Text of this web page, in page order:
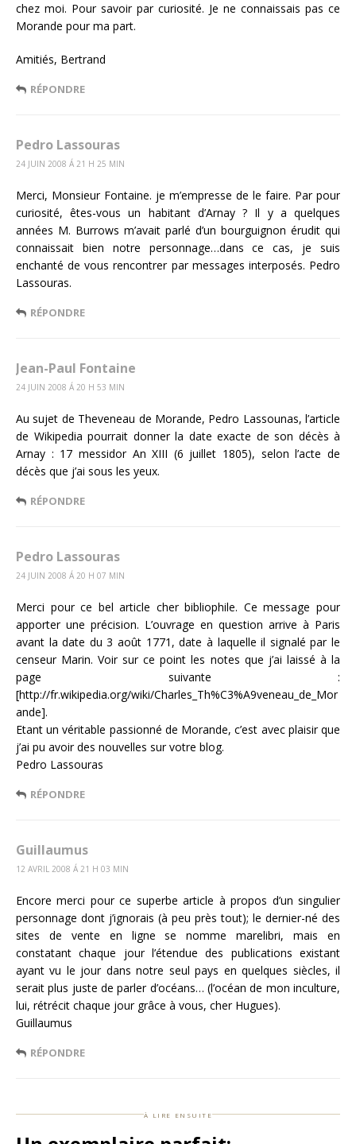
chez moi. Pour savoir par curiosité. Je ne connaissais pas ce
Morande pour ma part.
Amitiés, Bertrand
RÉPONDRE
Pedro Lassouras
24 JUIN 2008 Á 21 H 25 MIN
Merci, Monsieur Fontaine. je m’empresse de le faire. Par pour
curiosité, êtes-vous un habitant d’Arnay ? Il y a quelques
années M. Burrows m’avait parlé d’un bourguignon érudit qui
connaissait bien notre personnage…dans ce cas, je suis
enchanté de vous rencontrer par messages interposés. Pedro
Lassouras.
RÉPONDRE
Jean-Paul Fontaine
24 JUIN 2008 Á 20 H 53 MIN
Au sujet de Theveneau de Morande, Pedro Lassounas, l’article
de Wikipedia pourrait donner la date exacte de son décès à
Arnay : 17 messidor An XIII (6 juillet 1805), selon l’acte de
décès que j’ai sous les yeux.
RÉPONDRE
Pedro Lassouras
24 JUIN 2008 Á 20 H 07 MIN
Merci pour ce bel article cher bibliophile. Ce message pour
apporter une précision. L’ouvrage en question arrive à Paris
avant la date du 3 août 1771, date à laquelle il signalé par le
censeur Marin. Voir sur ce point les notes que j’ai laissé à la
page suivante :
[http://fr.wikipedia.org/wiki/Charles_Th%C3%A9veneau_de_Mor
ande].
Etant un véritable passionné de Morande, c’est avec plaisir que
j’ai pu avoir des nouvelles sur votre blog.
Pedro Lassouras
RÉPONDRE
Guillaumus
12 AVRIL 2008 Á 21 H 03 MIN
Encore merci pour ce superbe article à propos d’un singulier
personnage dont j’ignorais (à peu près tout); le dernier-né des
sites de vente en ligne se nomme marelibri, mais en
constatant chaque jour l’étendue des publications existant
ayant vu le jour dans notre seul pays en quelques siècles, il
serait plus juste de parler d’océans… (l’océan de mon inculture,
lui, rétrécit chaque jour grâce à vous, cher Hugues).
Guillaumus
RÉPONDRE
à lire ensuite